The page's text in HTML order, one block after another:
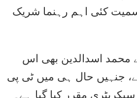
کئی اہم رہنما شریک
محمد اسدالدین بھی اس
جنہیں حال ہی میں ٹی پی
مقرر کیا گیا ہے۔